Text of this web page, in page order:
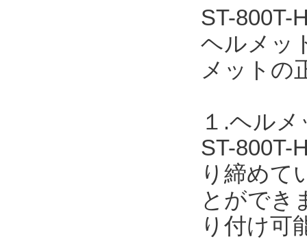
ST-800T-
ヘルメッ
メットの
１.ヘル
ST-800T-
り締めて
とができ
り付け可